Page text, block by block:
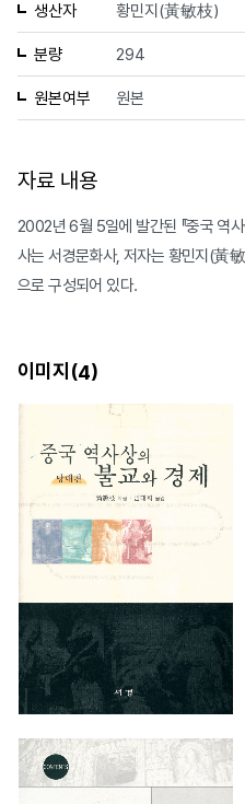
생산자 황민지(黃敏枝)
분량 294
원본여부 원본
자료 내용
2002년 6월 5일에 발간된 『중국 역
사는 서경문화사, 저자는 황민지(黃
으로 구성되어 있다.
이미지(4)